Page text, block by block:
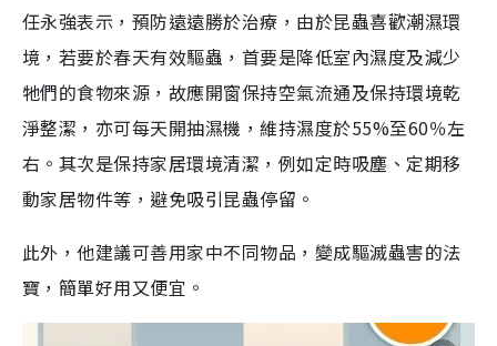
任永強表示，預防遠遠勝於治療，由於昆蟲喜歡潮濕環
境，若要於春天有效驅蟲，首要是降低室內濕度及減少
牠們的食物來源，故應開窗保持空氣流通及保持環境乾
淨整潔，亦可每天開抽濕機，維持濕度於55%至60％左
右。其次是保持家居環境清潔，例如定時吸塵、定期移
動家居物件等，避免吸引昆蟲停留。
此外，他建議可善用家中不同物品，變成驅滅蟲害的法
寶，簡單好用又便宜。